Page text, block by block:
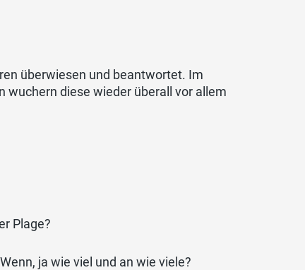
überwiesen und beantwortet. Im
diese wieder überall vor allem
Plage?
ja wie viel und an wie viele?